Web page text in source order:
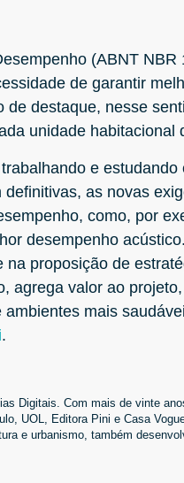
(ABNT NBR
de garantir
destaque, nesse
unidade habitacional
e
as novas
como, por
desempenho
proposição de
agrega valor ao
mais
.
Digitais. Com mais de vinte
UOL, Editora Pini e Casa
e urbanismo, também